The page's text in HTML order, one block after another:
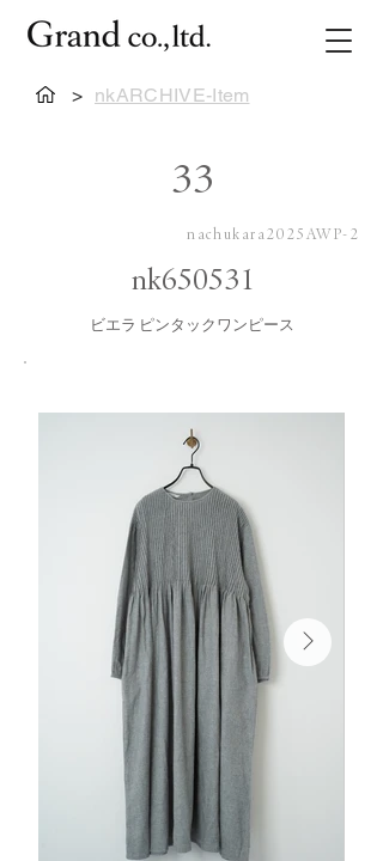
> nkARCHIVE-Item
33
nachukara2025AWP-2
nk650531
ビエラ ピンタックワンピース